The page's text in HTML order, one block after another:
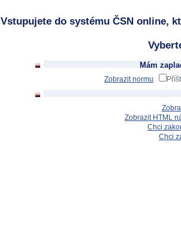
Vstupujete do systému ČSN online,
Mám
Zobrazit normu
Zobrazit HTML
Chci
Chci